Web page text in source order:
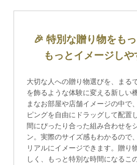
🎉 特別な贈り物をもっ
もっとイメージしや
大切な人への贈り物選びを、まる
を飾るような体験に変える新しい
まなお部屋や店舗イメージの中で
ピングを自由にドラッグして配置
間にぴったり合った組み合わせを
ン。実際のサイズ感もわかるので
リアルにイメージできます。贈り
しく、もっと特別な時間になるこ